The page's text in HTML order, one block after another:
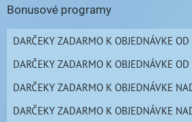
Bonusové programy
DARČEKY ZADARMO K OBJEDNÁVKE OD
DARČEKY ZADARMO K OBJEDNÁVKE
DARČEKY ZADARMO K OBJEDNÁVKE
DARČEKY ZADARMO K OBJEDNÁVKE